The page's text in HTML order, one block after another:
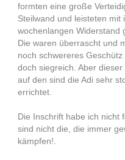
formten eine große
Steilwand und leisteten mit
wochenlangen Widerstand
Die waren überrascht und
noch schwereres
doch siegreich. Aber
auf den sind die Adi sehr
errichtet.
Die Inschrift habe ich nicht
sind nicht die, die immer
kämpfen!.